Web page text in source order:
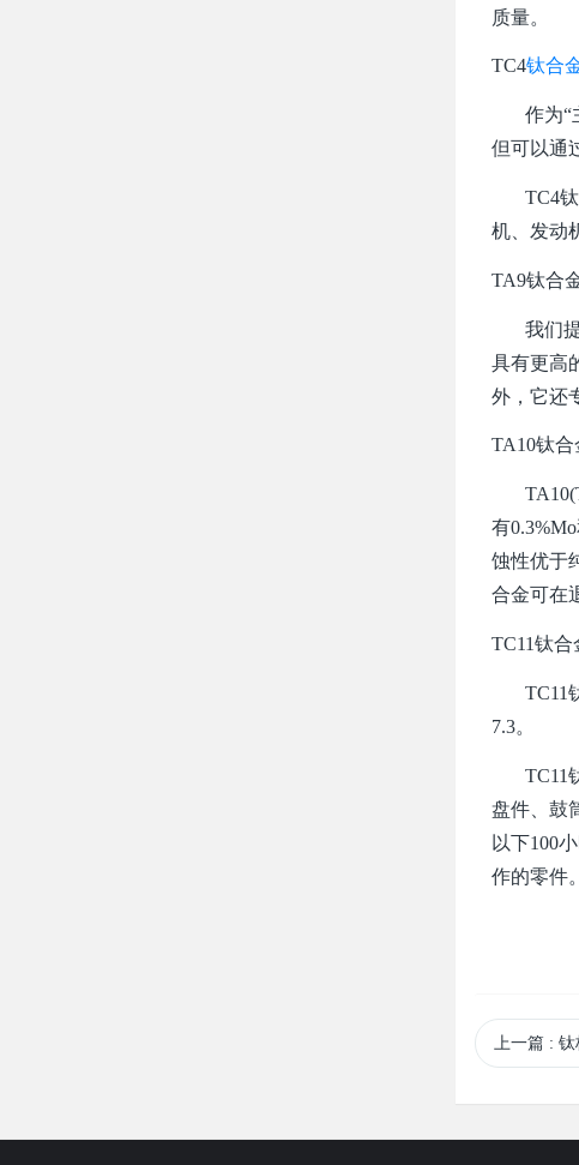
质量。
TC4钛合
作为“主
但可以通
TC4钛
机、发动
TA9钛合
我们提
具有更高
外，它还
TA10钛合
有
蚀性优于
合金可在
TC11钛合
TC11钛
7.3。
TC11钛
盘件、鼓
以下100
作的零件。
上一篇 : 钛